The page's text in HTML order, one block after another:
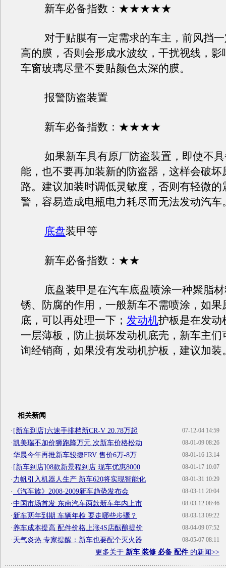
新车必备指数：★★★★★
对于贴膜有一定需求的车主，前风挡一
高的膜，否则会形成水波纹，干扰视线，影
车窗玻璃尽量不要贴颜色太深的膜。
报警防盗装置
新车必备指数：★★★★
如果新车具有原厂防盗装置，即使不具
能，也不要再加装新的防盗器，这样会破坏
路。建议加装时调低灵敏度，否则有轻微的
警，容易造成电瓶电力耗尽而无法发动汽车
底盘装甲等
新车必备指数：★★
底盘装甲是在汽车底盘喷涂一种聚脂材
锈、防腐的作用，一般新车不需喷涂，如果
底，可以再处理一下； 发动机护板是在发动
一层薄板，防止损坏发动机底壳，新车主们
询经销商，如果没有发动机护板，建议加装
相关新闻
07-12-04 14:59
·[新车到店]六速手排档新CR-V 20.78万起
08-01-09 08:26
·凯美瑞不加价狮跑降万元 次新车价格松动
08-01-16 13:14
·华晨今年再推新车骏捷FRV 售价6万-8万
08-01-17 10:07
·[新车到店]08款新景程到店 现车优惠8000
08-01-31 10:29
·力帆引入机器人生产 新车620将实现智能化
08-03-11 20:04
· 《汽车族》2008-2009新车趋势发布会
08-03-12 08:46
·中国市场首发 东南汽车两款新车年内上市
08-03-13 09:22
·新车两年到期 车辆年检 要走哪些步骤？
08-04-09 07:52
·养车成本提高 配件价格上涨4S店酝酿提价
08-05-07 08:11
·天气炎热 专家提醒：新车也要配个灭火器
更多关于 新车 装修 必备 配件的新闻>>